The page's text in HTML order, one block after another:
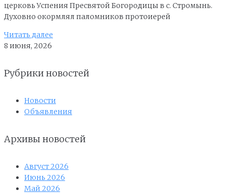
церковь Успения Пресвятой Богородицы в с. Стромынь.
Духовно окормлял паломников протоиерей
Читать далее
8 июня, 2026
Рубрики новостей
Новости
Объявления
Архивы новостей
Август 2026
Июнь 2026
Май 2026